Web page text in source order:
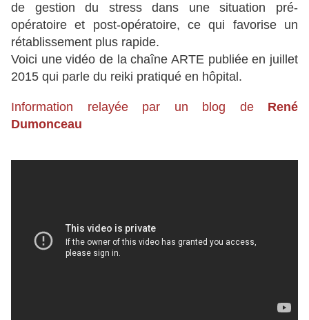
de gestion du stress dans une situation pré-
opératoire et post-opératoire, ce qui favorise un
rétablissement plus rapide.
Voici une vidéo de la chaîne ARTE publiée en juillet
2015 qui parle du reiki pratiqué en hôpital.
Information relayée par un blog de René
Dumonceau